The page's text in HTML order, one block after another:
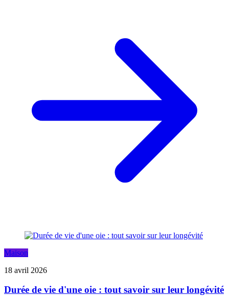
Maison
18 avril 2026
Durée de vie d'une oie : tout savoir sur leur longévité